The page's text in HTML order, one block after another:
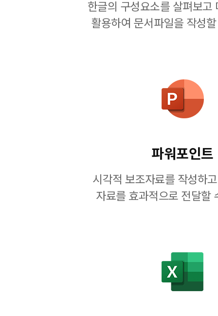
한글의 구성요소를 살펴보고
활용하여 문서파일을 작성
파워포인트
시각적 보조자료를 작성하
자료를 효과적으로 전달할